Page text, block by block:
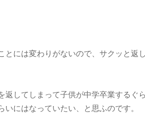
とには変わりがないので、サクッと返
返してしまって子供が中学卒業するぐ
にはなっていたい、と思ふのです。